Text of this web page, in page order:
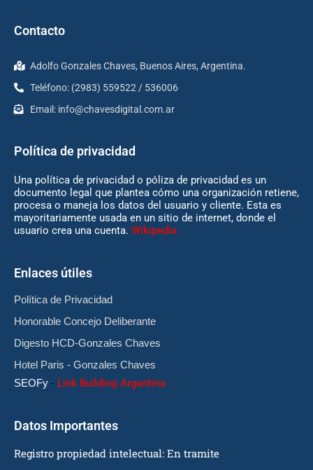
Contacto
Adolfo Gonzales Chaves, Buenos Aires, Argentina.
Teléfono: (2983) 559522 / 536006
Email: info@chavesdigital.com.ar
Política de privacidad
Una política de privacidad o póliza de privacidad es un
documento legal que plantea cómo una organización retiene,
procesa o maneja los datos del usuario y cliente. Esta es
mayoritariamente usada en un sitio de internet, donde el
usuario crea una cuenta. Wikipedia
Enlaces útiles
Política de Privacidad
Honorable Concejo Deliberante
Digesto HCD-Gonzales Chaves
Hotel Paris - Gonzales Chaves
SEOFy - Link Building Argentina
Datos Importantes
Registro propiedad intelectual: En tramite